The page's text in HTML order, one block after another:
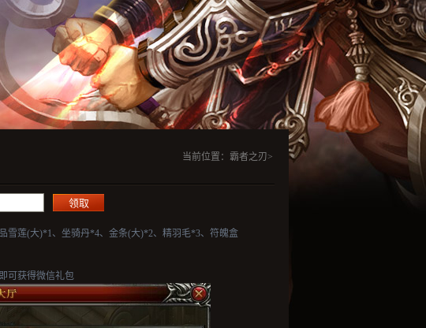
当前位置：霸者之刃>
莲(大)*1、坐骑丹*4、金条(大)*2、精羽毛*3、符魄盒
可获得微信礼包